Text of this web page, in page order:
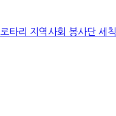
로타리 지역사회 봉사단 세칙